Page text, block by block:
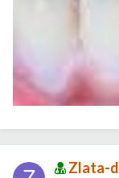
Zlata-